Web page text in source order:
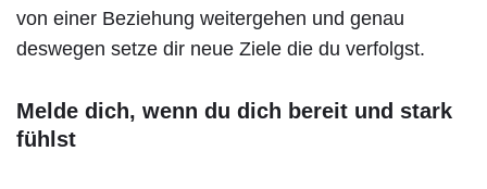
von einer Beziehung weitergehen und genau
deswegen setze dir neue Ziele die du verfolgst.
Melde dich, wenn du dich bereit und stark
fühlst